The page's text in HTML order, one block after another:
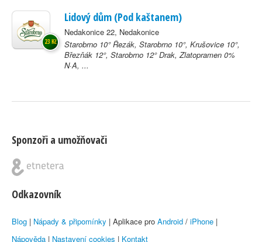
Lidový dům (Pod kaštanem)
Nedakonice 22, Nedakonice
Starobrno 10° Řezák, Starobrno 10°, Krušovice 10°,
Březňák 12°, Starobrno 12° Drak, Zlatopramen 0%
N·A, ...
23 Kč
Sponzoři a umožňovači
Odkazovník
Blog | Nápady & připomínky | Aplikace pro Android / iPhone |
Nápověda | Nastavení cookies | Kontakt